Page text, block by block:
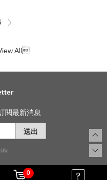
All
閱最新消息
送出
設計
0